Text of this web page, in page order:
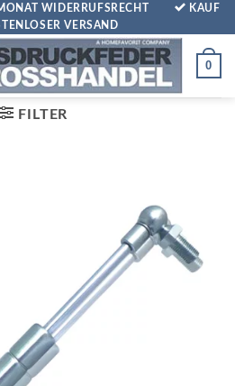
WIDERRUFSRECHT
KAUF
VERSAND
0
FILTER